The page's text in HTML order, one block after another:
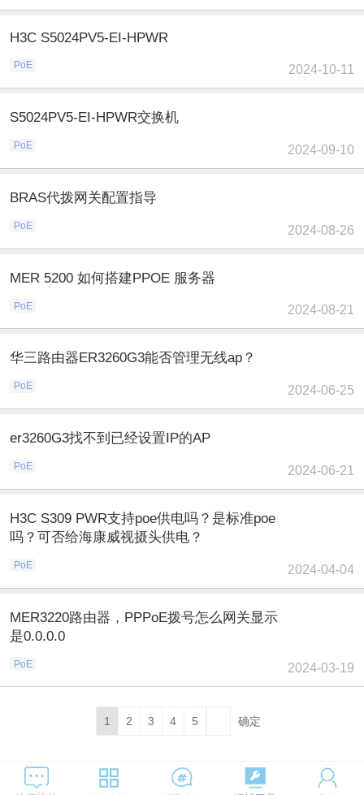
H3C S5024PV5-EI-HPWR
PoE 2024-10-11
S5024PV5-EI-HPWR交换机
PoE 2024-09-10
BRAS代拨网关配置指导
PoE 2024-08-26
MER 5200 如何搭建PPOE 服务器
PoE 2024-08-21
华三路由器ER3260G3能否管理无线ap？
PoE 2024-06-25
er3260G3找不到已经设置IP的AP
PoE 2024-06-21
H3C S309 PWR支持poe供电吗？是标准poe
吗？可否给海康威视摄头供电？
PoE 2024-04-04
MER3220路由器，PPPoE拨号怎么网关显示
是0.0.0.0
PoE 2024-03-19
1 2 3 4 5